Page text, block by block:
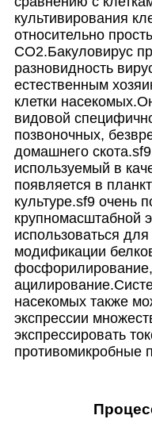
культивирования
относительно
CO2.Бакуловирус
разновидность
естественным
клетки
видовой
позвоночных,
домашнего
используемый в
появляется в
культуре.sf9 очень
крупномасштабной
использоваться
модификации
насекомых также
экспрессии
экспрессировать
противомикробные